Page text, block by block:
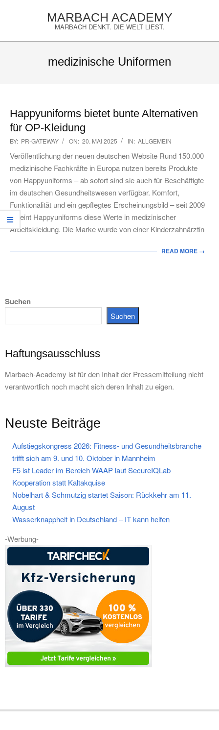
MARBACH ACADEMY
MARBACH DENKT. DIE WELT LIEST.
medizinische Uniformen
Happyuniforms bietet bunte Alternativen
für OP-Kleidung
2025-
05-
20
BY: PR-GATEWAY ON: 20. MAI 2025 IN: ALLGEMEIN
Veröffentlichung der neuen deutschen Website Rund 150.000
medizinische Fachkräfte in Europa nutzen bereits Produkte
von Happyuniforms – ab sofort sind sie auch für Beschäftigte
im deutschen Gesundheitswesen verfügbar. Komfort,
Funktionalität und ein gepflegtes Erscheinungsbild – seit 2009
vereint Happyuniforms diese Werte in medizinischer
Arbeitskleidung. Die Marke wurde von einer Kinderzahnärztin
READ MORE →
Suchen
Suchen
Haftungsausschluss
Marbach-Academy ist für den Inhalt der Pressemitteilung nicht
verantwortlich noch macht sich deren Inhalt zu eigen.
Neuste Beiträge
Aufstiegskongress 2026: Fitness- und Gesundheitsbranche
trifft sich am 9. und 10. Oktober in Mannheim
F5 ist Leader im Bereich WAAP laut SecureIQLab
Kooperation statt Kaltakquise
Nobelhart & Schmutzig startet Saison: Rückkehr am 11.
August
Wasserknappheit in Deutschland – IT kann helfen
-Werbung-